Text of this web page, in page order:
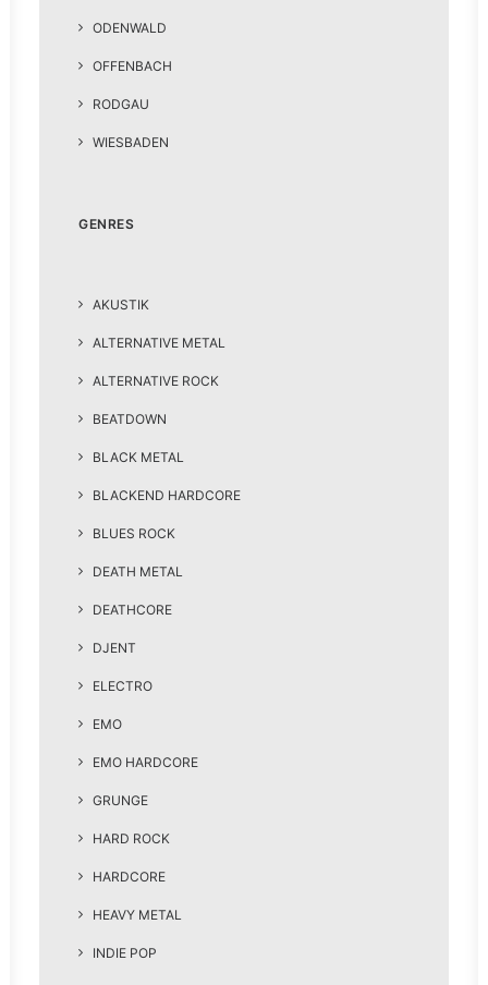
ODENWALD
OFFENBACH
RODGAU
WIESBADEN
GENRES
AKUSTIK
ALTERNATIVE METAL
ALTERNATIVE ROCK
BEATDOWN
BLACK METAL
BLACKEND HARDCORE
BLUES ROCK
DEATH METAL
DEATHCORE
DJENT
ELECTRO
EMO
EMO HARDCORE
GRUNGE
HARD ROCK
HARDCORE
HEAVY METAL
INDIE POP